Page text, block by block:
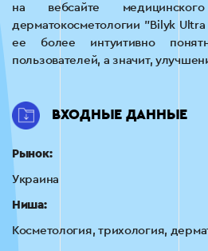
на вебсайте
дерматокосметологии "Bilyk
ее более интуитивно
пользователей, а значит,
ВХОДНЫЕ ДАННЫЕ
Рынок:
Украина
Ниша:
Косметология, трихология,